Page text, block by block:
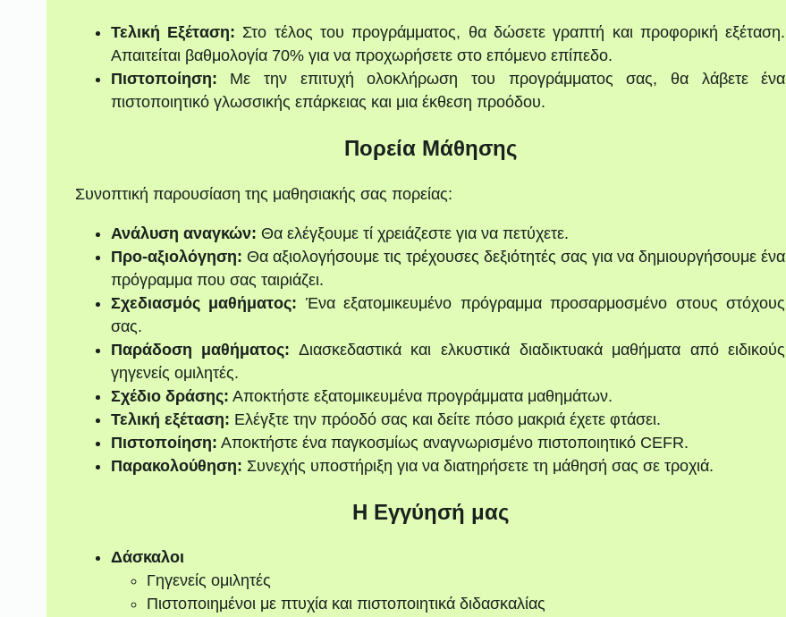
Τελική Εξέταση: Στο τέλος του προγράμματος, θα δώσετε γραπτή και προφορική εξέταση.
Απαιτείται βαθμολογία 70% για να προχωρήσετε στο επόμενο επίπεδο.
Πιστοποίηση: Με την επιτυχή ολοκλήρωση του προγράμματος σας, θα λάβετε ένα
πιστοποιητικό γλωσσικής επάρκειας και μια έκθεση προόδου.
Πορεία Μάθησης
Συνοπτική παρουσίαση της μαθησιακής σας πορείας:
Ανάλυση αναγκών: Θα ελέγξουμε τί χρειάζεστε για να πετύχετε.
Προ-αξιολόγηση: Θα αξιολογήσουμε τις τρέχουσες δεξιότητές σας για να δημιουργήσουμε ένα
πρόγραμμα που σας ταιριάζει.
Σχεδιασμός μαθήματος: Ένα εξατομικευμένο πρόγραμμα προσαρμοσμένο στους στόχους
σας.
Παράδοση μαθήματος: Διασκεδαστικά και ελκυστικά διαδικτυακά μαθήματα από ειδικούς
γηγενείς ομιλητές.
Σχέδιο δράσης: Αποκτήστε εξατομικευμένα προγράμματα μαθημάτων.
Τελική εξέταση: Ελέγξτε την πρόοδό σας και δείτε πόσο μακριά έχετε φτάσει.
Πιστοποίηση: Αποκτήστε ένα παγκοσμίως αναγνωρισμένο πιστοποιητικό CEFR.
Παρακολούθηση: Συνεχής υποστήριξη για να διατηρήσετε τη μάθησή σας σε τροχιά.
Η Εγγύησή μας
Δάσκαλοι
Γηγενείς ομιλητές
Πιστοποιημένοι με πτυχία και πιστοποιητικά διδασκαλίας